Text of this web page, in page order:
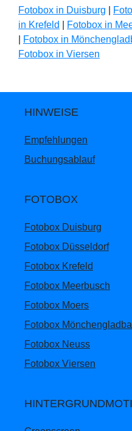
Fotobox in Duisburg
in Krefeld
Fotobox in
Fotobox in
Fotobox in Viersen
HINWEISE
Empfehlungen
Buchungsablauf
FOTOBOX
Fotobox Duisburg
Fotobox Düsseldorf
Fotobox Krefeld
Fotobox Meerbusch
Fotobox Moers
Fotobox
Fotobox Neuss
Fotobox Viersen